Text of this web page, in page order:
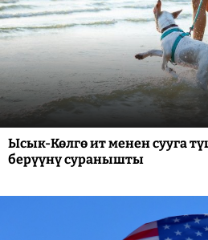
Ысык-Көлгө ит менен сууга
берүүнү суранышты